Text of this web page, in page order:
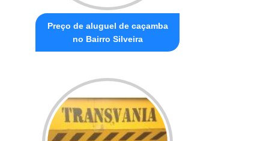
Preço de aluguel de caçamba
no Bairro Silveira